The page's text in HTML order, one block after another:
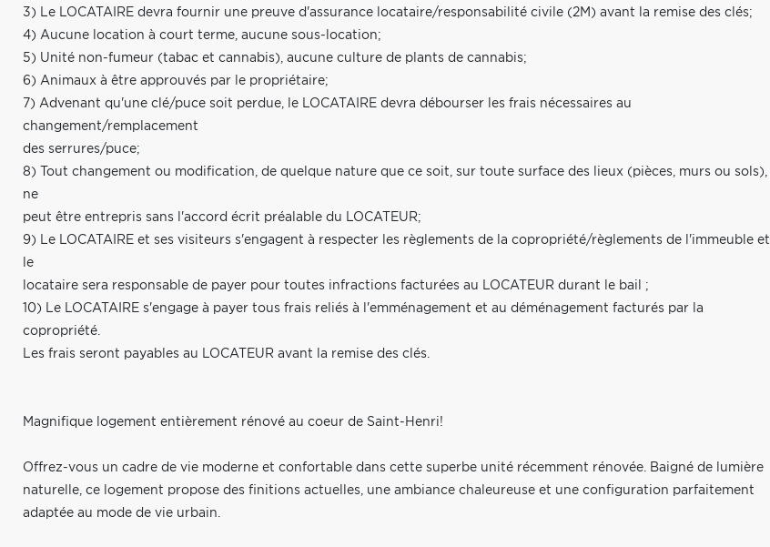
3) Le LOCATAIRE devra fournir une preuve d'assurance locataire/responsabilité civile (2M) avant la remise des clés;
4) Aucune location à court terme, aucune sous-location;
5) Unité non-fumeur (tabac et cannabis), aucune culture de plants de cannabis;
6) Animaux à être approuvés par le propriétaire;
7) Advenant qu'une clé/puce soit perdue, le LOCATAIRE devra débourser les frais nécessaires au
changement/remplacement
des serrures/puce;
8) Tout changement ou modification, de quelque nature que ce soit, sur toute surface des lieux (pièces, murs ou sols),
ne
peut être entrepris sans l'accord écrit préalable du LOCATEUR;
9) Le LOCATAIRE et ses visiteurs s'engagent à respecter les règlements de la copropriété/règlements de l'immeuble et
le
locataire sera responsable de payer pour toutes infractions facturées au LOCATEUR durant le bail ;
10) Le LOCATAIRE s'engage à payer tous frais reliés à l'emménagement et au déménagement facturés par la
copropriété.
Les frais seront payables au LOCATEUR avant la remise des clés.
Magnifique logement entièrement rénové au coeur de Saint-Henri!
Offrez-vous un cadre de vie moderne et confortable dans cette superbe unité récemment rénovée. Baigné de lumière
naturelle, ce logement propose des finitions actuelles, une ambiance chaleureuse et une configuration parfaitement
adaptée au mode de vie urbain.